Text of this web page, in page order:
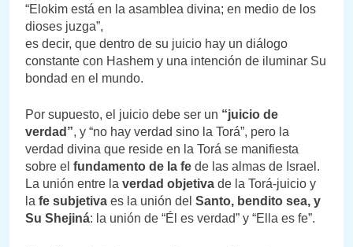
“Elokim está en la asamblea divina; en medio de los
dioses juzga”,
es decir, que dentro de su juicio hay un diálogo
constante con Hashem y una intención de iluminar Su
bondad en el mundo.
Por supuesto, el juicio debe ser un “juicio de
verdad”, y “no hay verdad sino la Torá”, pero la
verdad divina que reside en la Torá se manifiesta
sobre el fundamento de la fe de las almas de Israel.
La unión entre la verdad objetiva de la Torá-juicio y
la fe subjetiva es la unión del Santo, bendito sea, y
Su Shejiná: la unión de “Él es verdad” y “Ella es fe”.